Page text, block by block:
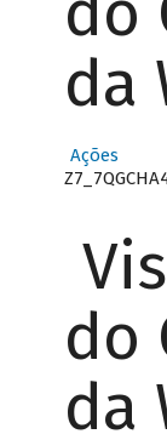
da
Ações
do
da